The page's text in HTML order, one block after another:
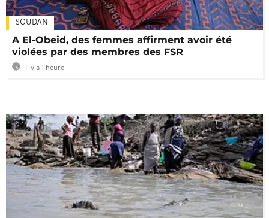
SOUDAN
A El-Obeid, des femmes affirment avoir été
violées par des membres des FSR
Il y a 1 heure